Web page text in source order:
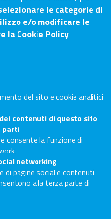
25 – 52100 Arezzo
Matteotti, 30 - 53100
e documenti
le categorie di
e/o modificare le
la Cookie Policy
del sito e cookie analitici
contenuti di questo sito
parti
consente la funzione di
networking
di pagine social e contenuti
alla terza parte di